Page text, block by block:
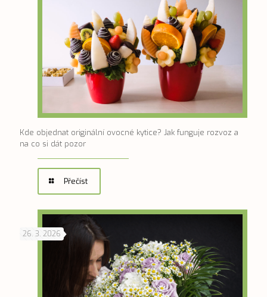
Kde objednat originální ovocné kytice? Jak funguje rozvoz a
na co si dát pozor
Přečíst
26. 3. 2026